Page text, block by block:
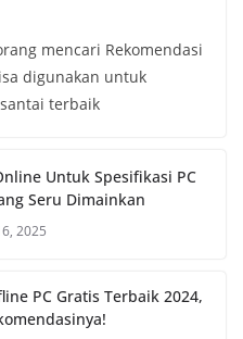
mencari Rekomendasi
digunakan untuk
terbaik
Untuk Spesifikasi PC
Seru Dimainkan
2025
PC Gratis Terbaik 2024,